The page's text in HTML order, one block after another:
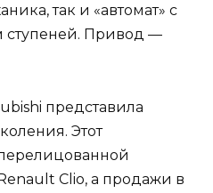
так и «автомат» с
ступеней. Привод —
представила
Этот
Clio, а продажи в